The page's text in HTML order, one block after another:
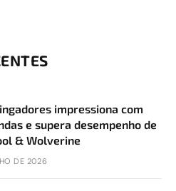
impressiona com
e supera desempenho de
& Wolverine
DE 2026